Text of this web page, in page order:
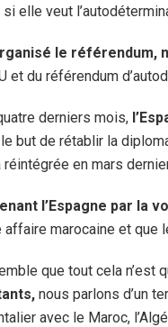
elle veut
le référendum,
et du référendum
derniers mois,
but de rétablir la
réintégrée en mars
l’Espagne par la
affaire marocaine et
que tout cela
nous parlons d’un
avec le Maroc,